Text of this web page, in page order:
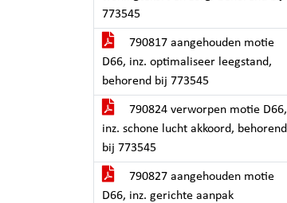
773545
790817 aangehouden motie
D66, inz. optimaliseer leegstand,
behorend bij 773545
790824 verworpen motie D66,
inz. schone lucht akkoord, behorend
bij 773545
790827 aangehouden motie
D66, inz. gerichte aanpak